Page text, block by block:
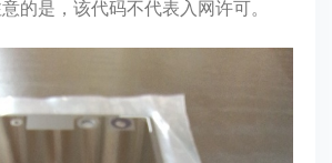
的是，该代码不代表入网许可。